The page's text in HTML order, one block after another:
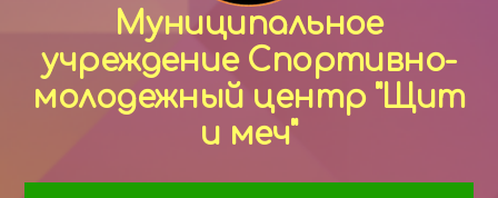
Муниципальное
учреждение Спортивно-
молодежный центр "Щит
и меч"